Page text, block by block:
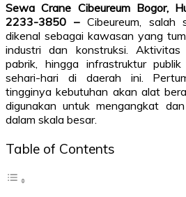
Sewa Crane Cibeureum Bogor,
2233-3850 – Cibeureum,
dikenal sebagai kawasan yang
industri dan konstruksi. Aktivitas
pabrik, hingga infrastruktur
sehari-hari di daerah ini.
tingginya kebutuhan akan alat
digunakan untuk mengangkat
dalam skala besar.
Table of Contents